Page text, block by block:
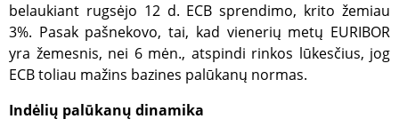
belaukiant rugsėjo 12 d. ECB sprendimo, krito žemiau
3%. Pasak pašnekovo, tai, kad vienerių metų EURIBOR
yra žemesnis, nei 6 mėn., atspindi rinkos lūkesčius, jog
ECB toliau mažins bazines palūkanų normas.
Indėlių palūkanų dinamika